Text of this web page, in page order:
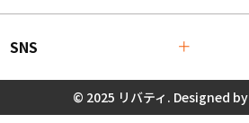
SNS
© 2025 リバティ. Designed by